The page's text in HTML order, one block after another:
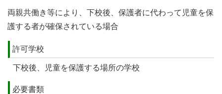
両親共働き等により、下校後、保護者に代わって児童を保
護する者が確保されている場合
許可学校
下校後、児童を保護する場所の学校
必要書類